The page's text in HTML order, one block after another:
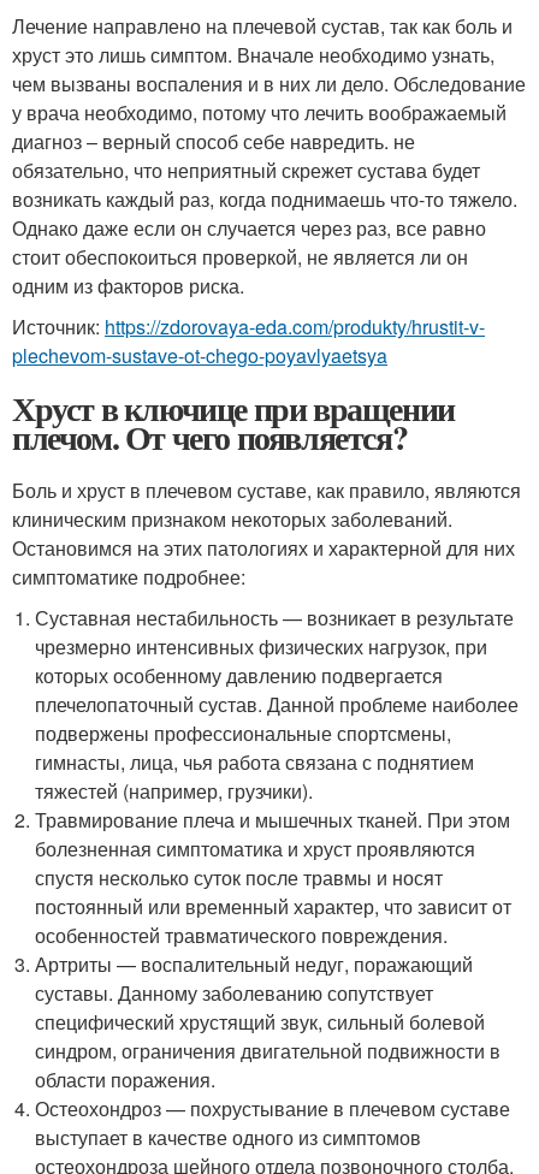
Лечение направлено на плечевой сустав, так как боль и
хруст это лишь симптом. Вначале необходимо узнать,
чем вызваны воспаления и в них ли дело. Обследование
у врача необходимо, потому что лечить воображаемый
диагноз – верный способ себе навредить. не
обязательно, что неприятный скрежет сустава будет
возникать каждый раз, когда поднимаешь что-то тяжело.
Однако даже если он случается через раз, все равно
стоит обеспокоиться проверкой, не является ли он
одним из факторов риска.
Источник: https://zdorovaya-eda.com/produkty/hrustit-v-
plechevom-sustave-ot-chego-poyavlyaetsya
Хруст в ключице при вращении
плечом. От чего появляется?
Боль и хруст в плечевом суставе, как правило, являются
клиническим признаком некоторых заболеваний.
Остановимся на этих патологиях и характерной для них
симптоматике подробнее:
Суставная нестабильность — возникает в результате
чрезмерно интенсивных физических нагрузок, при
которых особенному давлению подвергается
плечелопаточный сустав. Данной проблеме наиболее
подвержены профессиональные спортсмены,
гимнасты, лица, чья работа связана с поднятием
тяжестей (например, грузчики).
Травмирование плеча и мышечных тканей. При этом
болезненная симптоматика и хруст проявляются
спустя несколько суток после травмы и носят
постоянный или временный характер, что зависит от
особенностей травматического повреждения.
Артриты — воспалительный недуг, поражающий
суставы. Данному заболеванию сопутствует
специфический хрустящий звук, сильный болевой
синдром, ограничения двигательной подвижности в
области поражения.
Остеохондроз — похрустывание в плечевом суставе
выступает в качестве одного из симптомов
остеохондроза шейного отдела позвоночного столба.